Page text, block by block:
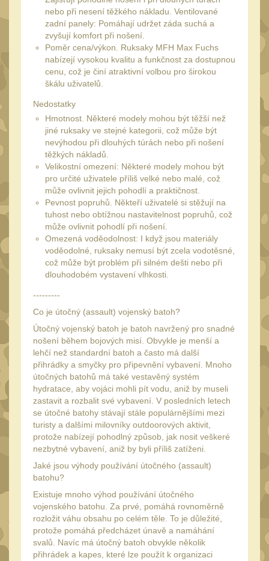
50
Zadní rukojeti20
Mechanická mířidla 30
Dvojnožky 39
Dvojnožky na hlaveň
Dvojnožky pro picatinny
Dvojnožky pro M-LOK9
Dvojnožky pro Keymod
Dvojnožky na otočný
čep
15
Popruhy a poutka40
Príslušenstvo 18
OPTIKY(145)
Monokuláry
Kolimátory
Zvětšovací moduly5
LPVO21
Na vzduchovku 15
Na kuše
Velký oční reliéf 1
Na dlouhé
vzdálenosti13
Multi-range
Krátka a střední
vzdálenost 16
Príslušenstvo pre
optiku9
nebo při nesení těžkého nákladu. Ventilované
zadní panely: Pomáhají udržet záda suchá a
zvyšují komfort při nošení.
Poměr cena/výkon. Ruksaky MFH Max Fuchs
nabízejí vysokou kvalitu a funkčnost za dostupnou
cenu, což je činí atraktivní volbou pro širokou
škálu uživatelů.
Nedostatky
Hmotnost. Některé modely mohou být těžší než
jiné ruksaky ve stejné kategorii, což může být
nevýhodou při dlouhých túrách nebo při nošení
těžkých nákladů.
Velikostní omezení: Některé modely mohou být
pro určité uživatele příliš velké nebo malé, což
může ovlivnit jejich pohodlí a praktičnost.
Pevnost popruhů. Někteří uživatelé si stěžují na
tuhost nebo obtížnou nastavitelnost popruhů, což
může ovlivnit pohodlí při nošení.
Omezená voděodolnost: I když jsou materiály
voděodolné, ruksaky nemusí být zcela vodotěsné,
což může být problém při silném dešti nebo při
dlouhodobém vystavení vlhkosti.
---------
Co je útočný (assault) vojenský batoh?
Útočný vojenský batoh je batoh navržený pro snadné
nošení během bojových misí. Obvykle je menší a
lehčí než standardní batoh a často má další
přihrádky a smyčky pro připevnění vybavení. Mnoho
útočných batohů má také vestavěný systém
hydratace, aby vojáci mohli pít vodu, aniž by museli
zastavit a rozbalit své vybavení. V posledních letech
se útočné batohy stávají stále populárnějšími mezi
turisty a dalšími milovníky outdoorových aktivit,
protože nabízejí pohodlný způsob, jak nosit veškeré
nezbytné vybavení, aniž by byli příliš zatíženi.
Jaké jsou výhody používání útočného (assault)
batohu?
Existuje mnoho výhod používání útočného
vojenského batohu. Za prvé, pomáhá rovnoměrně
rozložit váhu obsahu po celém těle. To je důležité,
protože pomáhá předcházet únavě a namáhání
svalů. Navíc má útočný batoh obvykle několik
přihrádek a kapes, které lze použít k organizaci